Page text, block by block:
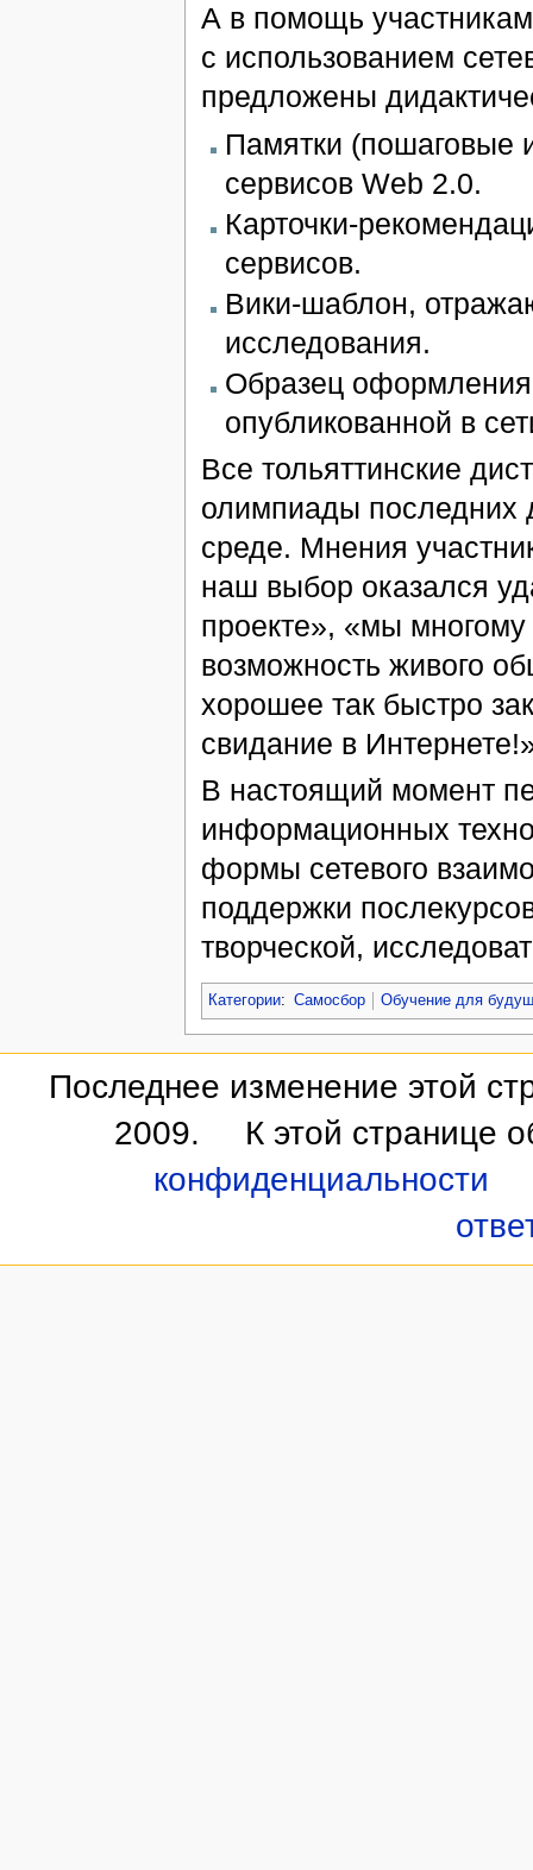
А в помощь
с использованием
предложены
Памятки (пошаговые
сервисов Web 2.0.
Карточки-
сервисов.
Вики-шаблон,
исследования.
Образец оформления
опубликованной в
Все тольяттинские
олимпиады последних
среде. Мнения
наш выбор оказался
проекте», «мы многому
возможность живого
хорошее так быстро
свидание в
В настоящий момент
информационных
формы сетевого
поддержки
творческой,
Категории: Самосбор Обучение для
Последнее изменение этой
2009.
К этой странице
конфиденциальности